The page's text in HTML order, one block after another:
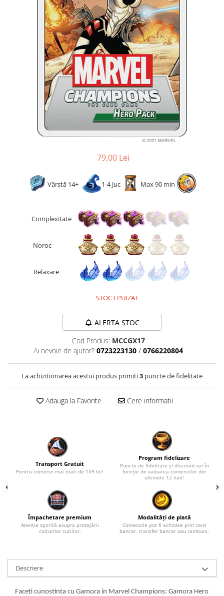
2 - 4 jucători
5 - 6 jucători
Categoriile Noastre
Premiate internațional
Colecția personală
Ușor de invățat
Grafică impresionantă
Ușor de transportat
Cele mai vândute
Durata de joc
1 - 2 ore
Peste 2 ore
De război
Aventură
79,00 Lei
Vârstă 14+ 1-4 Juc Max 90 min
Complexitate
Noroc
Relaxare
STOC EPUIZAT
ALERTA STOC
Cod Produs: MCCGX17
Ai nevoie de ajutor? 0723223130 / 0766220804
La achizitionarea acestui produs primiti3 puncte de fidelitate
Adauga la Favorite Cere informatii
Transport Gratuit
Pentru comenzi mai mari de 149 lei!
Program fidelizare
Puncte de fidelitate și discount-uri în
funcție de valoarea comenzilor din
ultimele 12 luni!
Împachetare premium
Atenție sporită asupra protejării
colțurilor cutiilor.
Modalități de plată
Comenzile pot fi achitate prin card
bancar, transfer bancar sau ramburs.
Descriere
Faceti cunostinta cu Gamora in Marvel Champions: Gamora Hero